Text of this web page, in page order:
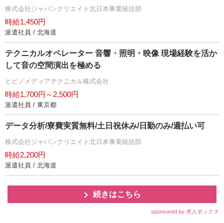
株式会社ジャパンクリエイト北日本事業統括部
時給1,450円
派遣社員 / 北海道
テクニカルオペレーター 音響・照明・映像 現場経験を活か
して音の空間演出を極める
ヒビノメディアテクニカル株式会社
時給1,700円～2,500円
派遣社員 / 東京都
データ分析/寮費実質無料/土日祝休み/日勤のみ/週払い可
株式会社ジャパンクリエイト北日本事業統括部
時給2,200円
派遣社員 / 北海道
続きはこちら
sponsored by 求人ボックス